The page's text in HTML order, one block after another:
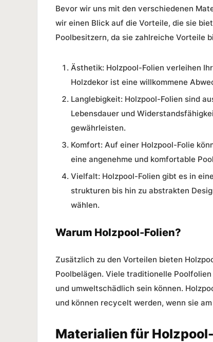
Bevor wir uns mit den verschiedenen
wir einen Blick auf die Vorteile, die sie
Poolbesitzern, da sie zahlreiche Vorteile
Ästhetik: Holzpool-Folien verleihen
Holzdekor ist eine willkommene
Langlebigkeit: Holzpool-Folien sind
Lebensdauer und
gewährleisten.
Komfort: Auf einer Holzpool-Folie
eine angenehme und komfortable
Vielfalt: Holzpool-Folien gibt es in
strukturen bis hin zu abstrakten
wählen.
Warum Holzpool-Folien?
Zusätzlich zu den Vorteilen bieten
Poolbelägen. Viele traditionelle
und umweltschädlich sein können.
und können recycelt werden, wenn sie
Materialien für